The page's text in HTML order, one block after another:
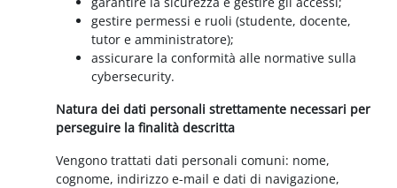
gestire permessi e ruoli (studente, docente,
tutor e amministratore);
assicurare la conformità alle normative sulla
cybersecurity.
Natura dei dati personali strettamente necessari per
perseguire la finalità descritta
Vengono trattati dati personali comuni: nome,
cognome, indirizzo e-mail e dati di navigazione,